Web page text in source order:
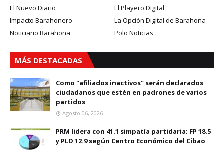
El Nuevo Diario
El Playero Digital
Impacto Barahonero
La Opción Digital de Barahona
Noticiario Barahona
Polo Noticias
MÁS DESTACADAS
Como "afiliados inactivos" serán declarados
ciudadanos que estén en padrones de varios
partidos
Agosto 06, 2026
PRM lidera con 41.1 simpatía partidaria; FP 18.5
y PLD 12.9 según Centro Económico del Cibao